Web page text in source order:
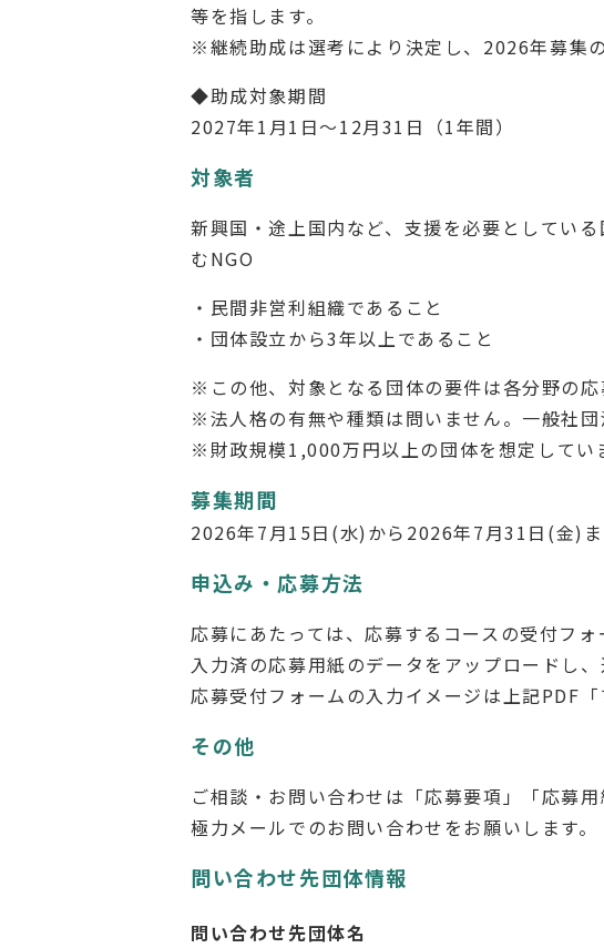
等を指します。
※継続助成は選考により決定し、2026年募集
◆助成対象期間
2027年1月1日～12月31日（1年間）
対象者
新興国・途上国内など、支援を必要としてい
むNGO
・民間非営利組織であること
・団体設立から3年以上であること
※この他、対象となる団体の要件は各分野の応
※法人格の有無や種類は問いません。一般社団
※財政規模1,000万円以上の団体を想定してい
募集期間
2026年7月15日(水)から2026年7月31日(金
申込み・応募方法
応募にあたっては、応募するコースの受付フ
入力済の応募用紙のデータをアップロードし、
応募受付フォームの入力イメージは上記PDF
その他
ご相談・お問い合わせは「応募要項」「応募
極力メールでのお問い合わせをお願いします。
問い合わせ先団体情報
問い合わせ先団体名